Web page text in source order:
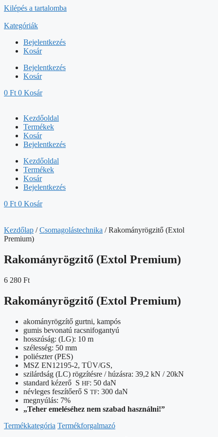
Kilépés a tartalomba
Kategóriák
Bejelentkezés
Kosár
Bejelentkezés
Kosár
0 Ft 0 Kosár
Kezdőoldal
Termékek
Kosár
Bejelentkezés
Kezdőoldal
Termékek
Kosár
Bejelentkezés
0 Ft 0 Kosár
Kezdőlap /Csomagolástechnika / Rakományrögzitő (Extol
Premium)
Rakományrögzitő (Extol Premium)
6 280 Ft
Rakományrögzitő (Extol Premium)
akományrögzítő gurtni, kampós
gumis bevonatú racsnifogantyú
hosszúság: (LG): 10 m
szélesség: 50 mm
poliészter (PES)
MSZ EN12195-2, TÜV/GS,
szilárdság (LC) rögzítésre / húzásra: 39,2 kN / 20kN
standard kézerő S HF: 50 daN
névleges feszítőerő S TF: 300 daN
megnyúlás: 7%
„Teher emeléséhez nem szabad használni!”
Termékkategória Termékforgalmazó